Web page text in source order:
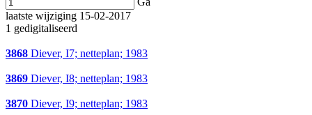
laatste wijziging 15-02-2017
1 gedigitaliseerd
3868 Diever, I7; netteplan; 1983
3869 Diever, I8; netteplan; 1983
3870 Diever, I9; netteplan; 1983